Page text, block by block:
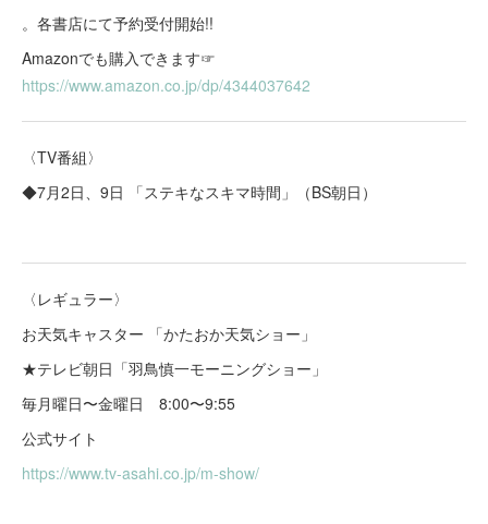
。各書店にて予約受付開始!!
Amazonでも購入できます☞
https://www.amazon.co.jp/dp/4344037642
〈TV番組〉
◆7月2日、9日 「ステキなスキマ時間」（BS朝日）
〈レギュラー〉
お天気キャスター 「かたおか天気ショー」
★テレビ朝日「羽鳥慎一モーニングショー」
毎月曜日〜金曜日 8:00〜9:55
公式サイト
https://www.tv-asahi.co.jp/m-show/